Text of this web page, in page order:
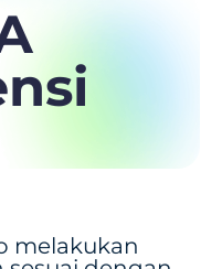
melakukan